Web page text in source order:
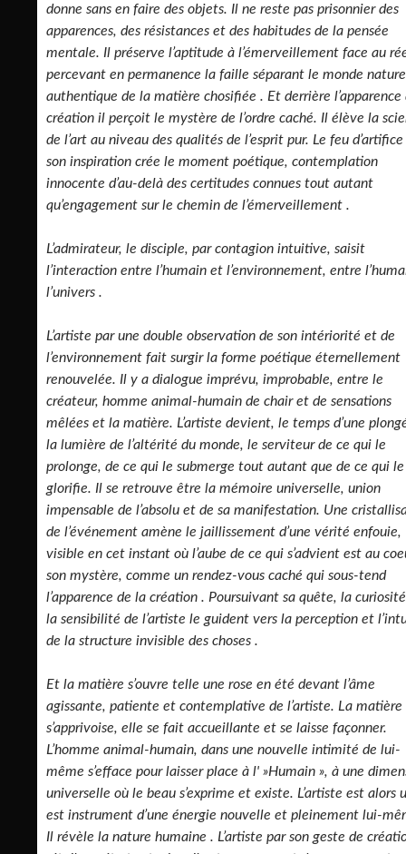
donne sans en faire des objets. Il ne reste pas prisonnier des
apparences, des résistances et des habitudes de la pensée
mentale. Il préserve l’aptitude à l’émerveillement face au
percevant en permanence la faille séparant le monde
authentique de la matière chosifiée . Et derrière l’apparence
création il perçoit le mystère de l’ordre caché. Il élève la
de l’art au niveau des qualités de l’esprit pur. Le feu
son inspiration crée le moment poétique, contemplation
innocente d’au-delà des certitudes connues tout autant
qu’engagement sur le chemin de l’émerveillement .
L’admirateur, le disciple, par contagion intuitive, saisit
l’interaction entre l’humain et l’environnement, entre
l’univers .
L’artiste par une double observation de son intériorité et de
l’environnement fait surgir la forme poétique éternellement
renouvelée. Il y a dialogue imprévu, improbable, entre le
créateur, homme animal-humain de chair et de sensations
mêlées et la matière. L’artiste devient, le temps d’une
la lumière de l’altérité du monde, le serviteur de ce qui le
prolonge, de ce qui le submerge tout autant que de ce qui le
glorifie. Il se retrouve être la mémoire universelle, union
impensable de l’absolu et de sa manifestation. Une
de l’événement amène le jaillissement d’une vérité enfouie,
visible en cet instant où l’aube de ce qui s’advient est au
son mystère, comme un rendez-vous caché qui sous-tend
l’apparence de la création . Poursuivant sa quête, la
la sensibilité de l’artiste le guident vers la perception et
de la structure invisible des choses .
Et la matière s’ouvre telle une rose en été devant l’âme
agissante, patiente et contemplative de l’artiste. La matière
s’apprivoise, elle se fait accueillante et se laisse façonner.
L’homme animal-humain, dans une nouvelle intimité de lui-
même s’efface pour laisser place à l' »Humain », à une
universelle où le beau s’exprime et existe. L’artiste est alors
est instrument d’une énergie nouvelle et pleinement lui-
Il révèle la nature humaine . L’artiste par son geste de